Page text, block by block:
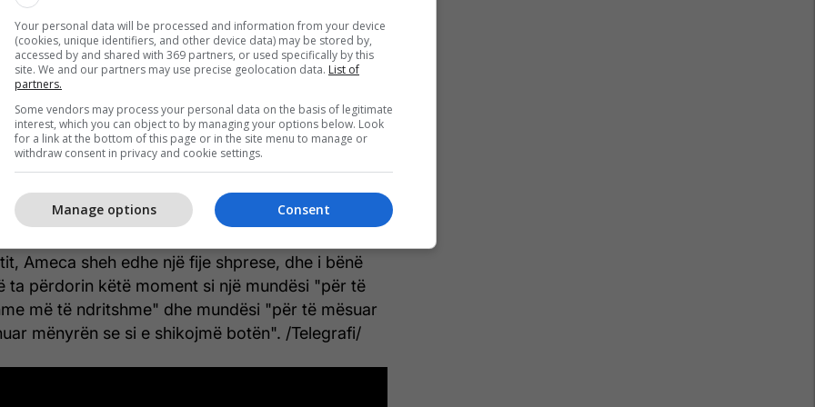
e politikës bëhet gjithnjë e më kaotike në
të mos përmendur ndikimin e pandemisë në
pabarazinë në rritje midis të pasurve dhe të
gjithnjë e më ekstrem i shkaktuar nga ndryshimet
i Krishtlindjeve nuk u shkrua nga një njeri, por
artificiale që gjeneronte përgjigje nga
për të dhënë një përgjigje të ngjashme
Ameca sheh edhe një fije shprese, dhe i bënë
ta përdorin këtë moment si një mundësi "për të
më të ndritshme" dhe mundësi "për të mësuar
mënyrën se si e shikojmë botën". /Telegrafi/
Your personal data will be processed and information from your device
(cookies, unique identifiers, and other device data) may be stored by,
accessed by and shared with 369 partners, or used specifically by this
site. We and our partners may use precise geolocation data. List of
partners.
Some vendors may process your personal data on the basis of legitimate
interest, which you can object to by managing your options below. Look
for a link at the bottom of this page or in the site menu to manage or
withdraw consent in privacy and cookie settings.
Consent
Manage options